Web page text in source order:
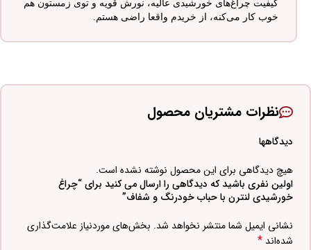
کیفیت چراغ‌های خورشیدی عالیه، نورش قویه و توی زمستون هم
خوب کار می‌کنه، از خریدم واقعا راضی هستم.
نظرات مشتریان محصول
دیدگاهها
هیچ دیدگاهی برای این محصول نوشته نشده است.
اولین نفری باشید که دیدگاهی را ارسال می کنید برای “چراغ
خورشیدی لنترن با حباب خودرنگ و شفاف”
نشانی ایمیل شما منتشر نخواهد شد. بخش‌های موردنیاز علامت‌گذاری
شده‌اند *